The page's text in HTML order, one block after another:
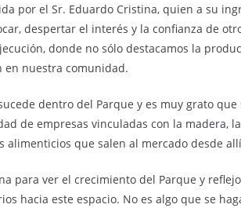
por el Sr. Eduardo Cristina, quien a su
despertar el interés y la confianza de
donde no sólo destacamos la
en nuestra comunidad.
dentro del Parque y es muy grato
de empresas vinculadas con la madera,
alimenticios que salen al mercado desde
para ver el crecimiento del Parque y
hacia este espacio. No es algo que se